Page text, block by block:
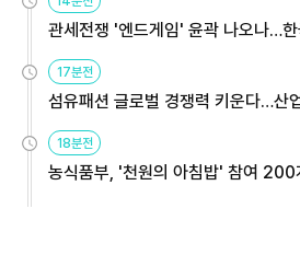
관세전쟁 '엔드게임' 윤곽 나오나…
용해야
17분전
섬유패션 글로벌 경쟁력 키운다…산
원
18분전
농식품부, '천원의 아침밥' 참여 200